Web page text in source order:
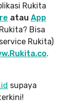
Rukita
atau App
Bisa
Rukita)
.
supaya